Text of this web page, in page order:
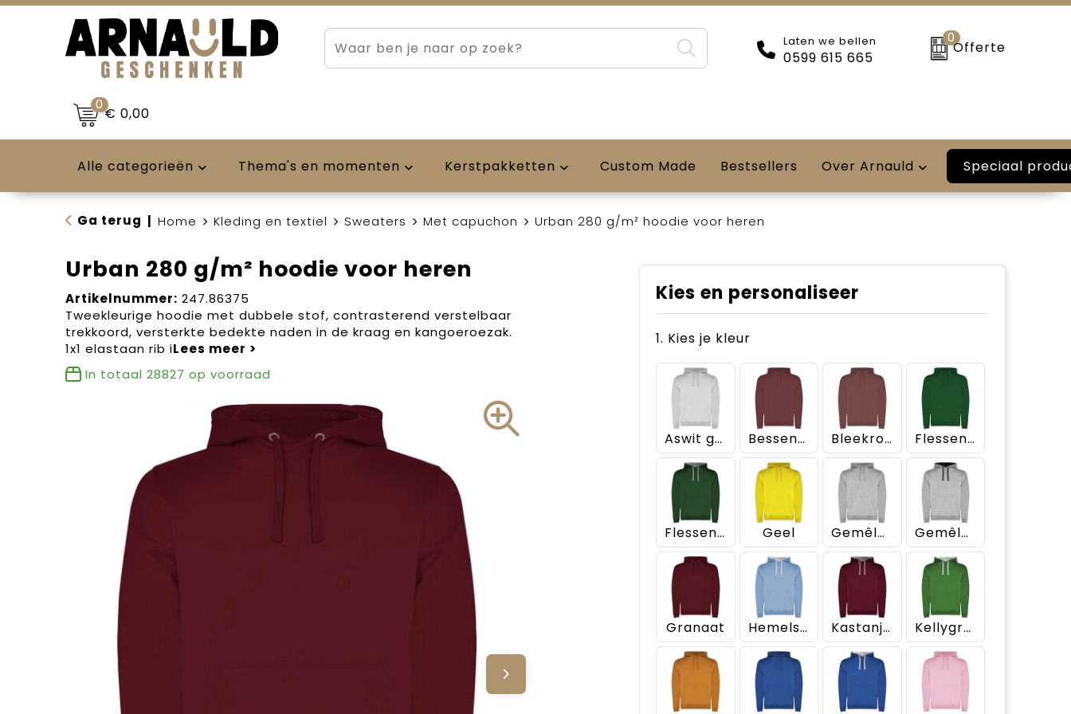
Laten we bellen
0599 615 665
0
Offerte
0€ 0,00
Alle categorieën Thema's en momenten Kerstpakketten Custom Made Bestsellers Over Arnauld Speciaal
Ga terug Home Kleding en textiel Sweaters Met capuchon Urban 280 g/m² hoodie voor heren
Urban 280 g/m² hoodie voor heren
Artikelnummer: 247.86375
Tweekleurige hoodie met dubbele stof, contrasterend verstelbaar
trekkoord, versterkte bedekte naden in de kraag en kangoeroezak.
1x1 elastaan rib i
In totaal 28827 op voorraad
Kies en personaliseer
1. Kies je kleur
Aswit gemêleerd Bessenrood Bleekrood Flessengroen
Flessengroen/Gemêleerd grijs Geel Gemêleerd grijs Gemêleerd grijs/Zwart
Granaat Hemelsblauw/Wit Kastanjebruin/Gemêleerd grijs Kellygroen/Wit